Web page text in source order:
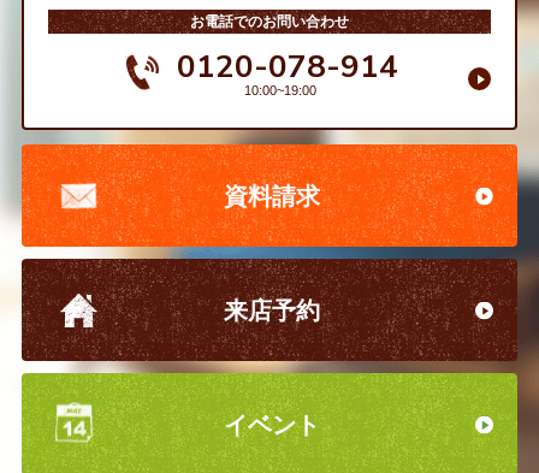
お電話でのお問い合わせ
0120-078-914
10:00~19:00
資料請求
来店予約
イベント